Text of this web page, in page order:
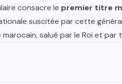
consacre le premier titre
suscitée par cette
salué par le Roi et par